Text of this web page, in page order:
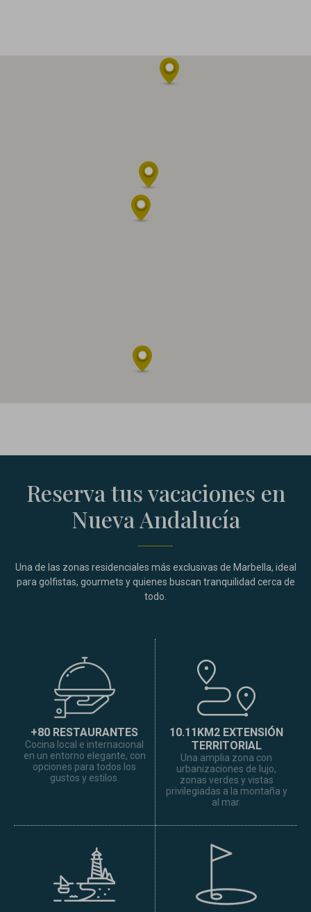
Reserva tus vacaciones en
Nueva Andalucía
Una de las zonas residenciales más exclusivas de Marbella, ideal
para golfistas, gourmets y quienes buscan tranquilidad cerca de
todo.
+80 RESTAURANTES
Cocina local e internacional
en un entorno elegante, con
opciones para todos los
gustos y estilos.
10.11KM2 EXTENSIÓN
TERRITORIAL
Una amplia zona con
urbanizaciones de lujo,
zonas verdes y vistas
privilegiadas a la montaña y
al mar.